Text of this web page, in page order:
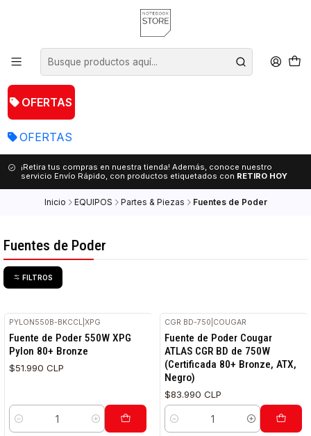
OFERTAS
OFERTAS
¡Retira tus compras en nuestra tienda! Además, conoce nuestro
servicio Envío Rápido, con productos etiquetados con RETIRO HOY
Inicio EQUIPOS Partes & Piezas Fuentes de Poder
Fuentes de Poder
FILTROS
PYLON550B-BKCCL |XPG
Fuente de Poder 550W XPG
Pylon 80+ Bronze
$51.990 CLP
Cantidad
CGR BD-750 COUGAR
Fuente de Poder Cougar
ATLAS CGR BD de 750W
(Certificada 80+ Bronze, ATX,
Negro)
$83.990 CLP
Cantidad